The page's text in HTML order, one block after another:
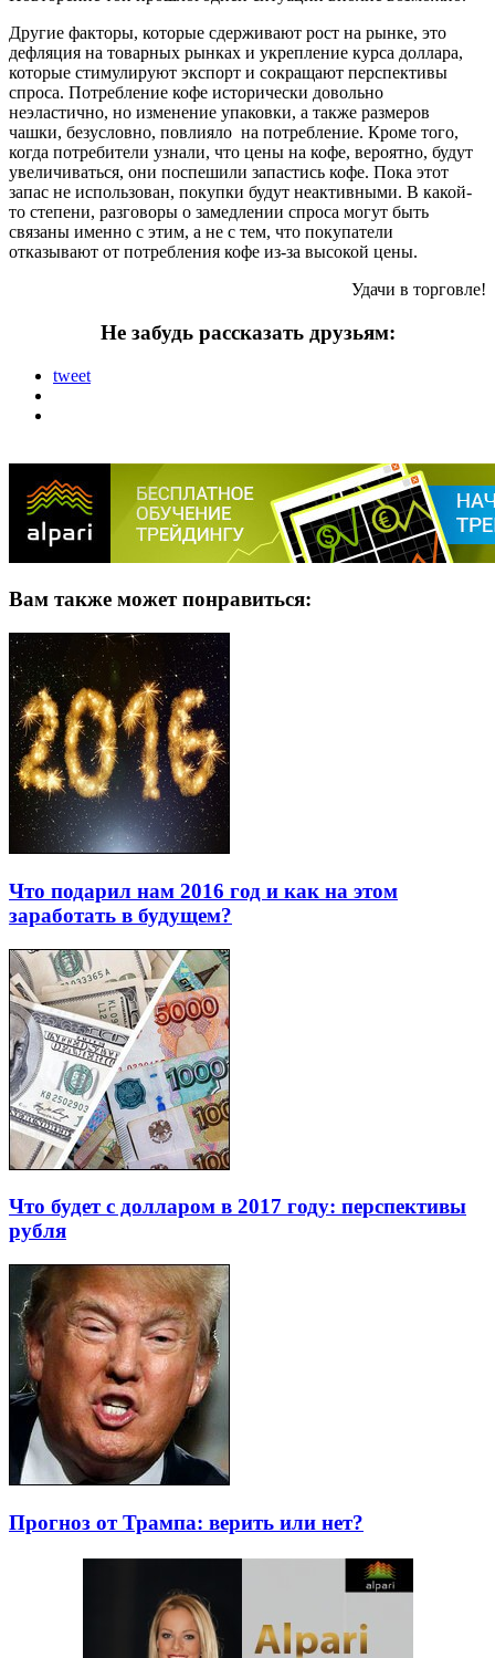
Другие факторы, которые сдерживают рост на рынке, это
дефляция на товарных рынках и укрепление курса доллара,
которые стимулируют экспорт и сокращают перспективы
спроса. Потребление кофе исторически довольно
неэластично, но изменение упаковки, а также размеров
чашки, безусловно, повлияло на потребление. Кроме того,
когда потребители узнали, что цены на кофе, вероятно, будут
увеличиваться, они поспешили запастись кофе. Пока этот
запас не использован, покупки будут неактивными. В какой-
то степени, разговоры о замедлении спроса могут быть
связаны именно с этим, а не с тем, что покупатели
отказывают от потребления кофе из-за высокой цены.
Удачи в торговле!
Не забудь рассказать друзьям:
tweet
Вам также может понравиться:
Что подарил нам 2016 год и как на этом
заработать в будущем?
Что будет с долларом в 2017 году: перспективы
рубля
Прогноз от Трампа: верить или нет?